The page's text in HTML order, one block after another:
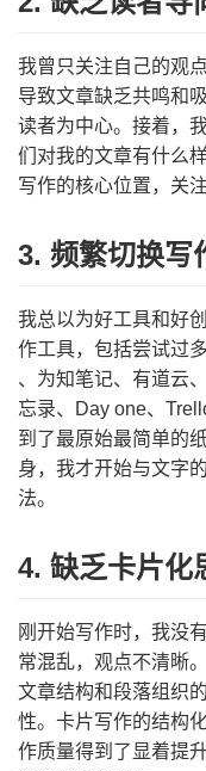
我曾只关注自己的观
导致文章缺乏共鸣和
读者为中心。接着，
们对我的文章有什么
写作的核心位置，关
3. 频繁切换写
我总以为好工具和好
作工具，包括尝试过
、为知笔记、有道云
忘录、Day one、
到了最原始最简单的
身，我才开始与文字
法。
4. 缺乏卡片化
刚开始写作时，我没
常混乱，观点不清晰
文章结构和段落组织
性。卡片写作的结构
作质量得到了显着提